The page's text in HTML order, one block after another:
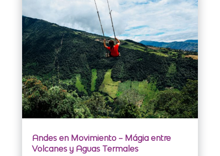
Andes en Movimiento – Mágia entre
Volcanes y Aguas Termales